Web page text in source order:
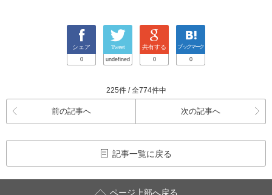
シェア
0
Tweet
undefined
共有する
0
ブックマーク
0
225件 / 全774件中
前の記事へ 次の記事へ
記事一覧に戻る
ページ上部へ戻る